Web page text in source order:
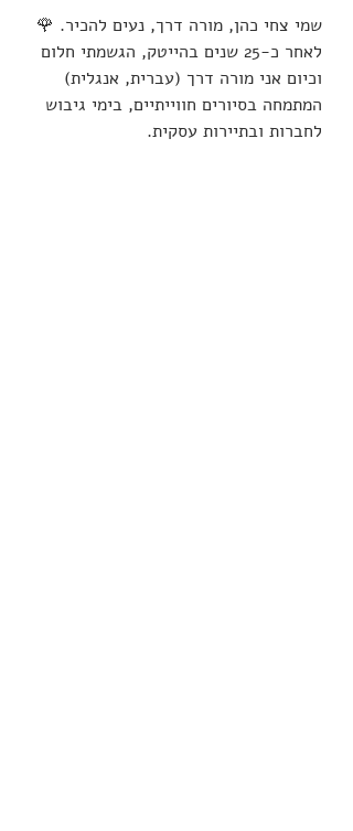
שמי צחי כהן, מורה דרך, נעים להכיר. 🌹
לאחר כ-25 שנים בהייטק, הגשמתי חלום
וכיום אני מורה דרך (עברית, אנגלית)
המתמחה בסיורים חווייתיים, בימי גיבוש
לחברות ובתיירות עסקית.